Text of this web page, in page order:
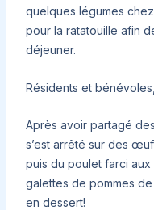
quelques légumes chez
pour la ratatouille afin
déjeuner.
Résidents et
Après avoir partagé
s’est arrêté sur des
puis du poulet farci aux
galettes de pommes
en dessert!